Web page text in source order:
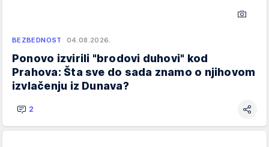
BEZBEDNOST 04.08.2026.
Ponovo izvirili "brodovi duhovi" kod
Prahova: Šta sve do sada znamo o njihovom
izvlačenju iz Dunava?
2